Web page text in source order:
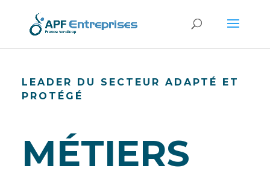
LEADER DU SECTEUR ADAPTÉ ET
PROTÉGÉ
MÉTIERS